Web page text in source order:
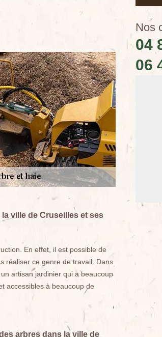
ville de Cruseilles et ses
En effet, il est possible de
réaliser ce genre de travail. Dans
artisan jardinier qui a beaucoup
accessibles à beaucoup de
arbres dans la ville de
Nos
04
06